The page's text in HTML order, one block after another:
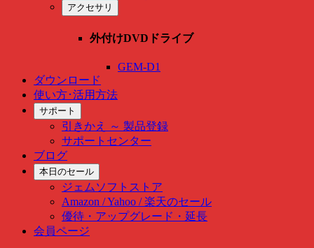
アクセサリ
外付けDVDドライブ
GEM-D1
ダウンロード
使い方･活用方法
サポート
引きかえ ～ 製品登録
サポートセンター
ブログ
本日のセール
ジェムソフトストア
Amazon / Yahoo / 楽天のセール
優待・アップグレード・延長
会員ページ